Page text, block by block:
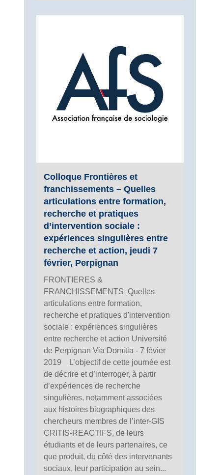
Colloque Frontières et
franchissements – Quelles
articulations entre formation,
recherche et pratiques
d’intervention sociale :
expériences singulières entre
recherche et action, jeudi 7
février, Perpignan
FRONTIERES &
FRANCHISSEMENTS Quelles
articulations entre formation,
recherche et pratiques d'intervention
sociale : expériences singulières
entre recherche et action Université
de Perpignan Via Domitia - 7 févier
2019 L’objectif de cette journée est
de décrire et d’interroger, à partir
d’expériences de recherche
singulières, notamment associées
aux histoires biographiques des
chercheurs membres de l’inter-GIS
CRITIS-REACTIFS, de leurs
étudiants et de leurs partenaires, ce
que produit, du côté des intervenants
sociaux, leur participation au sein...